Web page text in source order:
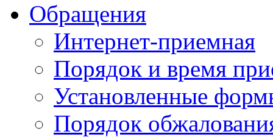
Обращения
Интернет-приемная
Порядок и время
Установленные
Порядок